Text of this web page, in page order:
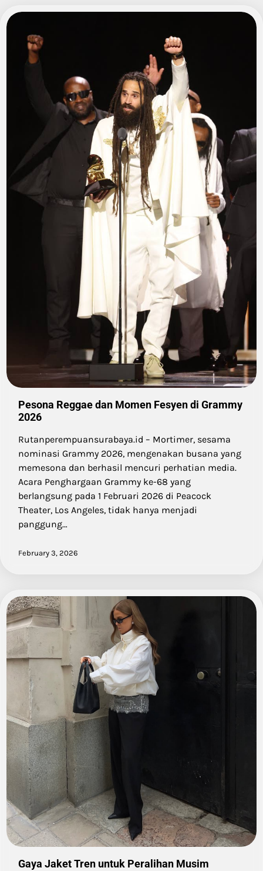
Pesona Reggae dan Momen Fesyen di Grammy
2026
Rutanperempuansurabaya.id – Mortimer, sesama
nominasi Grammy 2026, mengenakan busana yang
memesona dan berhasil mencuri perhatian media.
Acara Penghargaan Grammy ke-68 yang
berlangsung pada 1 Februari 2026 di Peacock
Theater, Los Angeles, tidak hanya menjadi
panggung…
February 3, 2026
Gaya Jaket Tren untuk Peralihan Musim